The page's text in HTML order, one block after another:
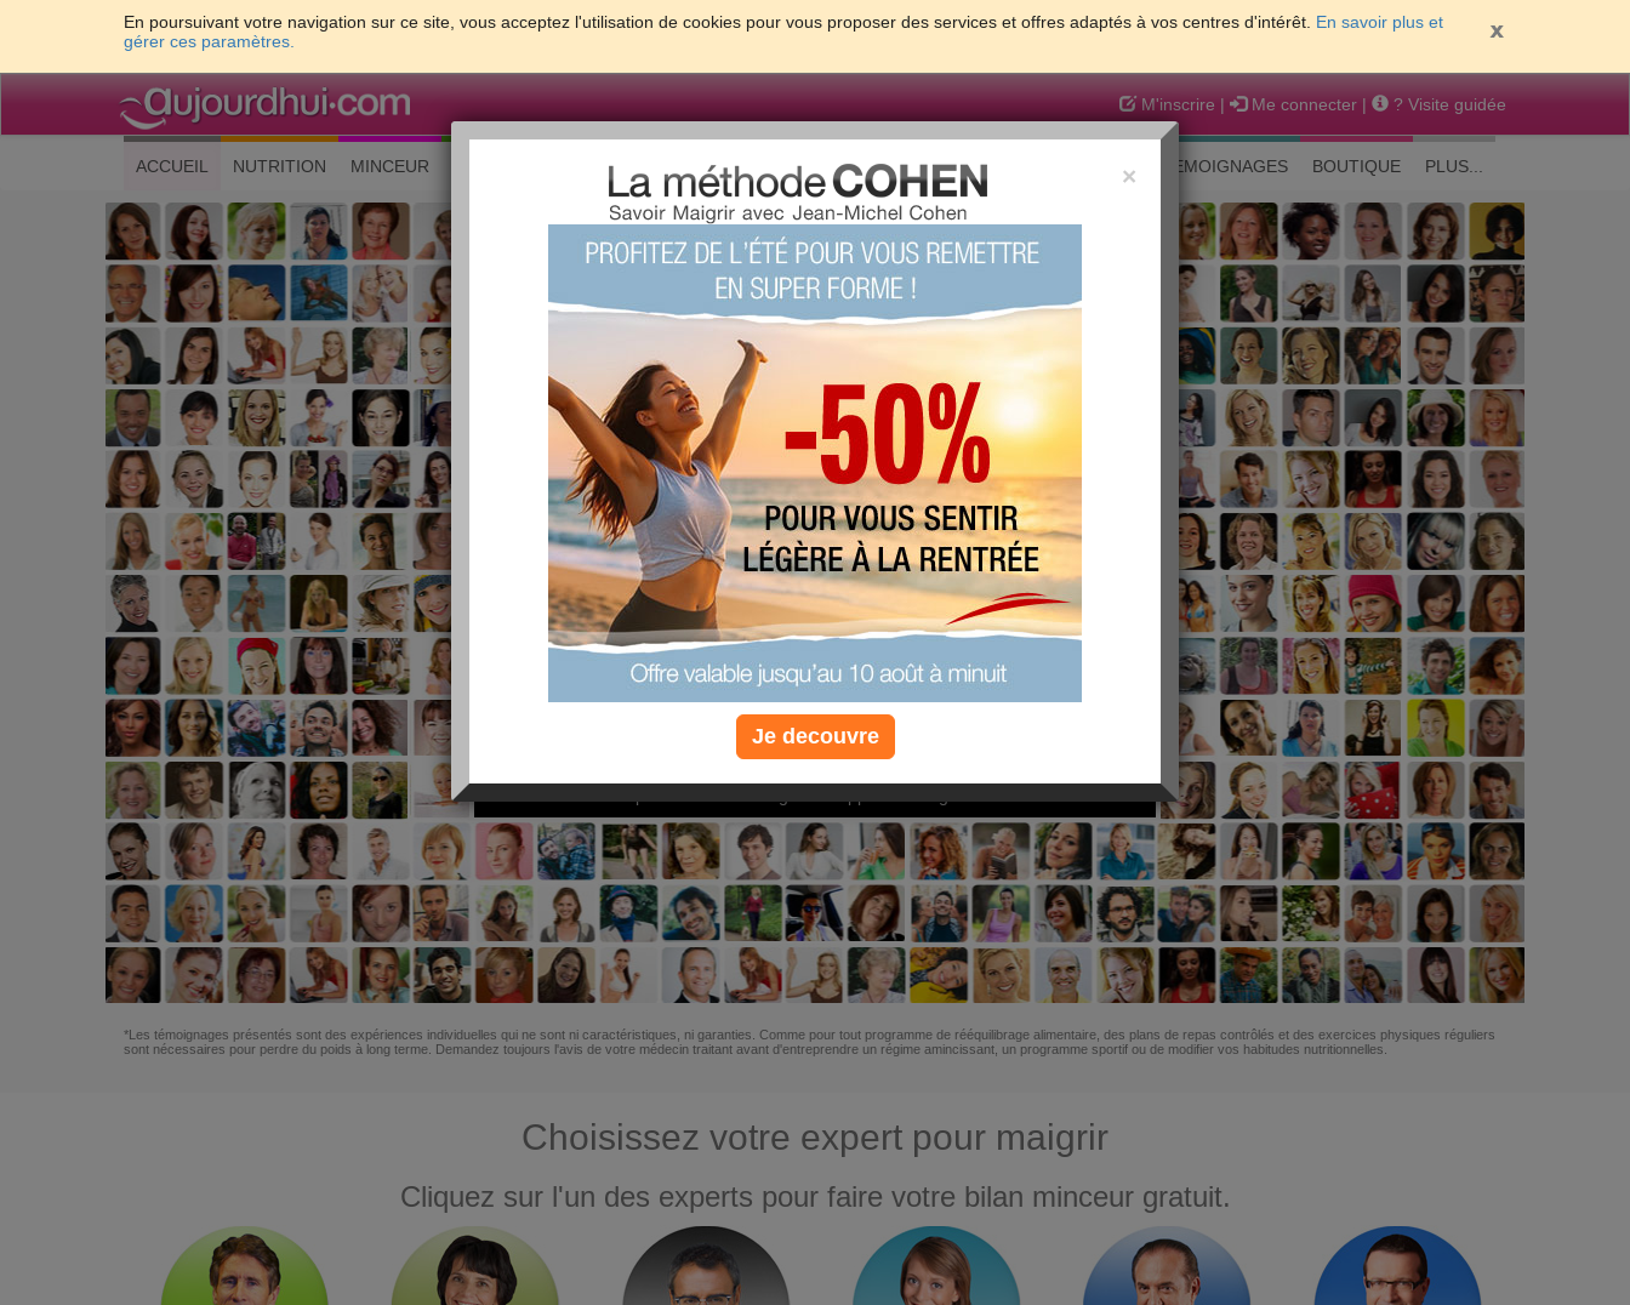
En poursuivant votre navigation sur ce site, vous acceptez l'utilisation de cookies pour vous proposer des services et offres adaptés à vos centres d'intérêt. En savoir plus et
gérer ces paramètres.
M'inscrire | Me connecter | ? Visite guidée
ACCUEIL (current)
NUTRITION MINCEUR FORME & SANTE PSYCHO & TESTS GROSSESSE & BEBE TEMOIGNAGES BOUTIQUE PLUS...
Les meilleures solutions pour maigrir et être bien dans sa peau
PLUS
EFFICACE
PLUS
SANTÉ
PLUS
COACHING
Non, je préfère le régime gratuit
*Les témoignages présentés sont des expériences individuelles qui ne sont ni caractéristiques, ni garanties. Comme pour tout programme de rééquilibrage alimentaire, des plans de repas contrôlés et des exercices physiques réguliers
sont nécessaires pour perdre du poids à long terme. Demandez toujours l'avis de votre médecin traitant avant d'entreprendre un régime amincissant, un programme sportif ou de modifier vos habitudes nutritionnelles.
Choisissez votre expert pour maigrir
Cliquez sur l'un des experts pour faire votre bilan minceur gratuit.
×
Je decouvre